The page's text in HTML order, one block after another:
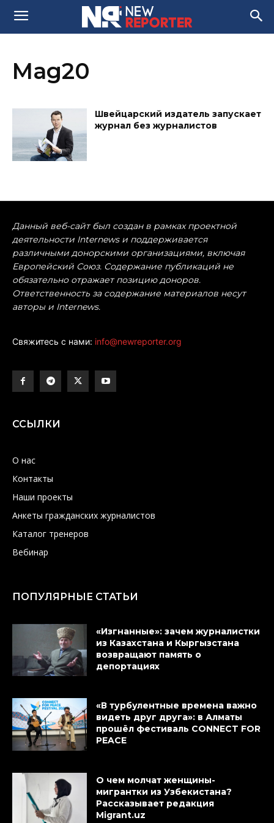
Mag20
Швейцарский издатель запускает
журнал без журналистов
Данный веб-сайт был создан в рамках проектной
деятельности Internews и поддерживается
различными донорскими организациями, включая
Европейский Союз. Содержание публикаций не
обязательно отражает позицию доноров.
Ответственность за содержание материалов несут
авторы и Internews.
Свяжитесь с нами: info@newreporter.org
ССЫЛКИ
О нас
Контакты
Наши проекты
Анкеты гражданских журналистов
Каталог тренеров
Вебинар
ПОПУЛЯРНЫЕ СТАТЬИ
«Изгнанные»: зачем журналистки
из Казахстана и Кыргызстана
возвращают память о
депортациях
«В турбулентные времена важно
видеть друг друга»: в Алматы
прошёл фестиваль CONNECT FOR
PEACE
О чем молчат женщины-
мигрантки из Узбекистана?
Рассказывает редакция
Migrant.uz